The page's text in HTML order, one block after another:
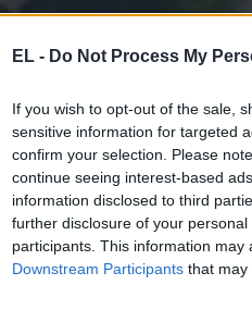
EL - Do Not Process My
If you wish to opt-out of the sale,
sensitive information for targeted
confirm your selection. Please
continue seeing interest-based
information disclosed to third
further disclosure of your
participants. This information
Downstream Participants that may